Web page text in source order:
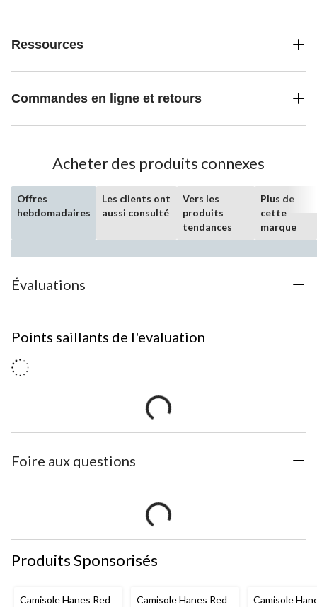
Ressources
Commandes en ligne et retours
Acheter des produits connexes
Offres
hebdomadaires
Les clients ont
aussi consulté
Vers les
produits
tendances
Plus de
cette
marque
Évaluations
Points saillants de l'evaluation
Foire aux questions
Produits Sponsorisés
Camisole Hanes Red
Camisole Hanes Red
Camisole